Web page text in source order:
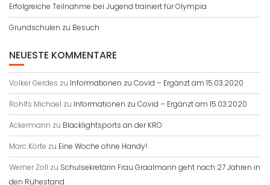
Erfolgreiche Teilnahme bei Jugend trainiert für Olympia
Grundschulen zu Besuch
NEUESTE KOMMENTARE
Volker Gerdes zu Informationen zu Covid – Ergänzt am 15.03.2020
Rohlfs Michael zu Informationen zu Covid – Ergänzt am 15.03.2020
Ackermann zu Blacklightsports an der KRO
Marc Körte zu Eine Woche ohne Handy!
Werner Zoll zu Schulsekretärin Frau Graalmann geht nach 27 Jahren in
den Ruhestand